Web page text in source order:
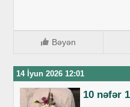
Bəyən
14 İyun 2026 12:01
10 nəfər